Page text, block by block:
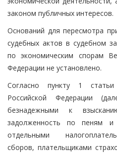
законом публичных интересов.
Оснований для пересмотра
судебных актов в судебном
по экономическим спорам
Федерации не установлено.
Согласно пункту 1
Российской Федерации
безнадежными к
задолженность по пеням
отдельными
сборов, плательщиками